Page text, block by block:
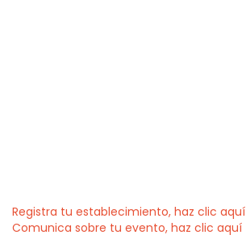
Registra tu establecimiento, haz clic aquí
Comunica sobre tu evento, haz clic aquí